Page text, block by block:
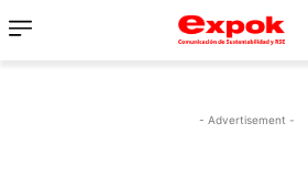
- Advertisement -